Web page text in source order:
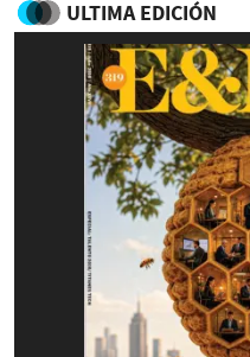
ULTIMA EDICIÓN